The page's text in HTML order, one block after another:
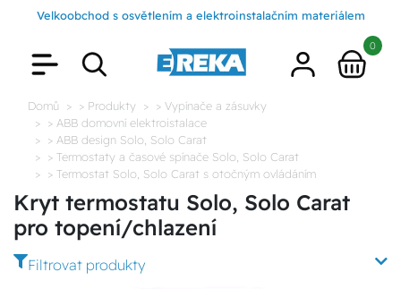
Velkoobchod s osvětlením a elektroinstalačním materiálem
0
Domů > Produkty
> Vypínače a zásuvky
> ABB domovní elektroistalace
> ABB design Solo, Solo Carat
> Termostaty a časové spínače Solo, Solo Carat
> Termostat Solo, Solo Carat s otočným ovládáním
Kryt termostatu Solo, Solo Carat
pro topení/chlazení
Filtrovat produkty